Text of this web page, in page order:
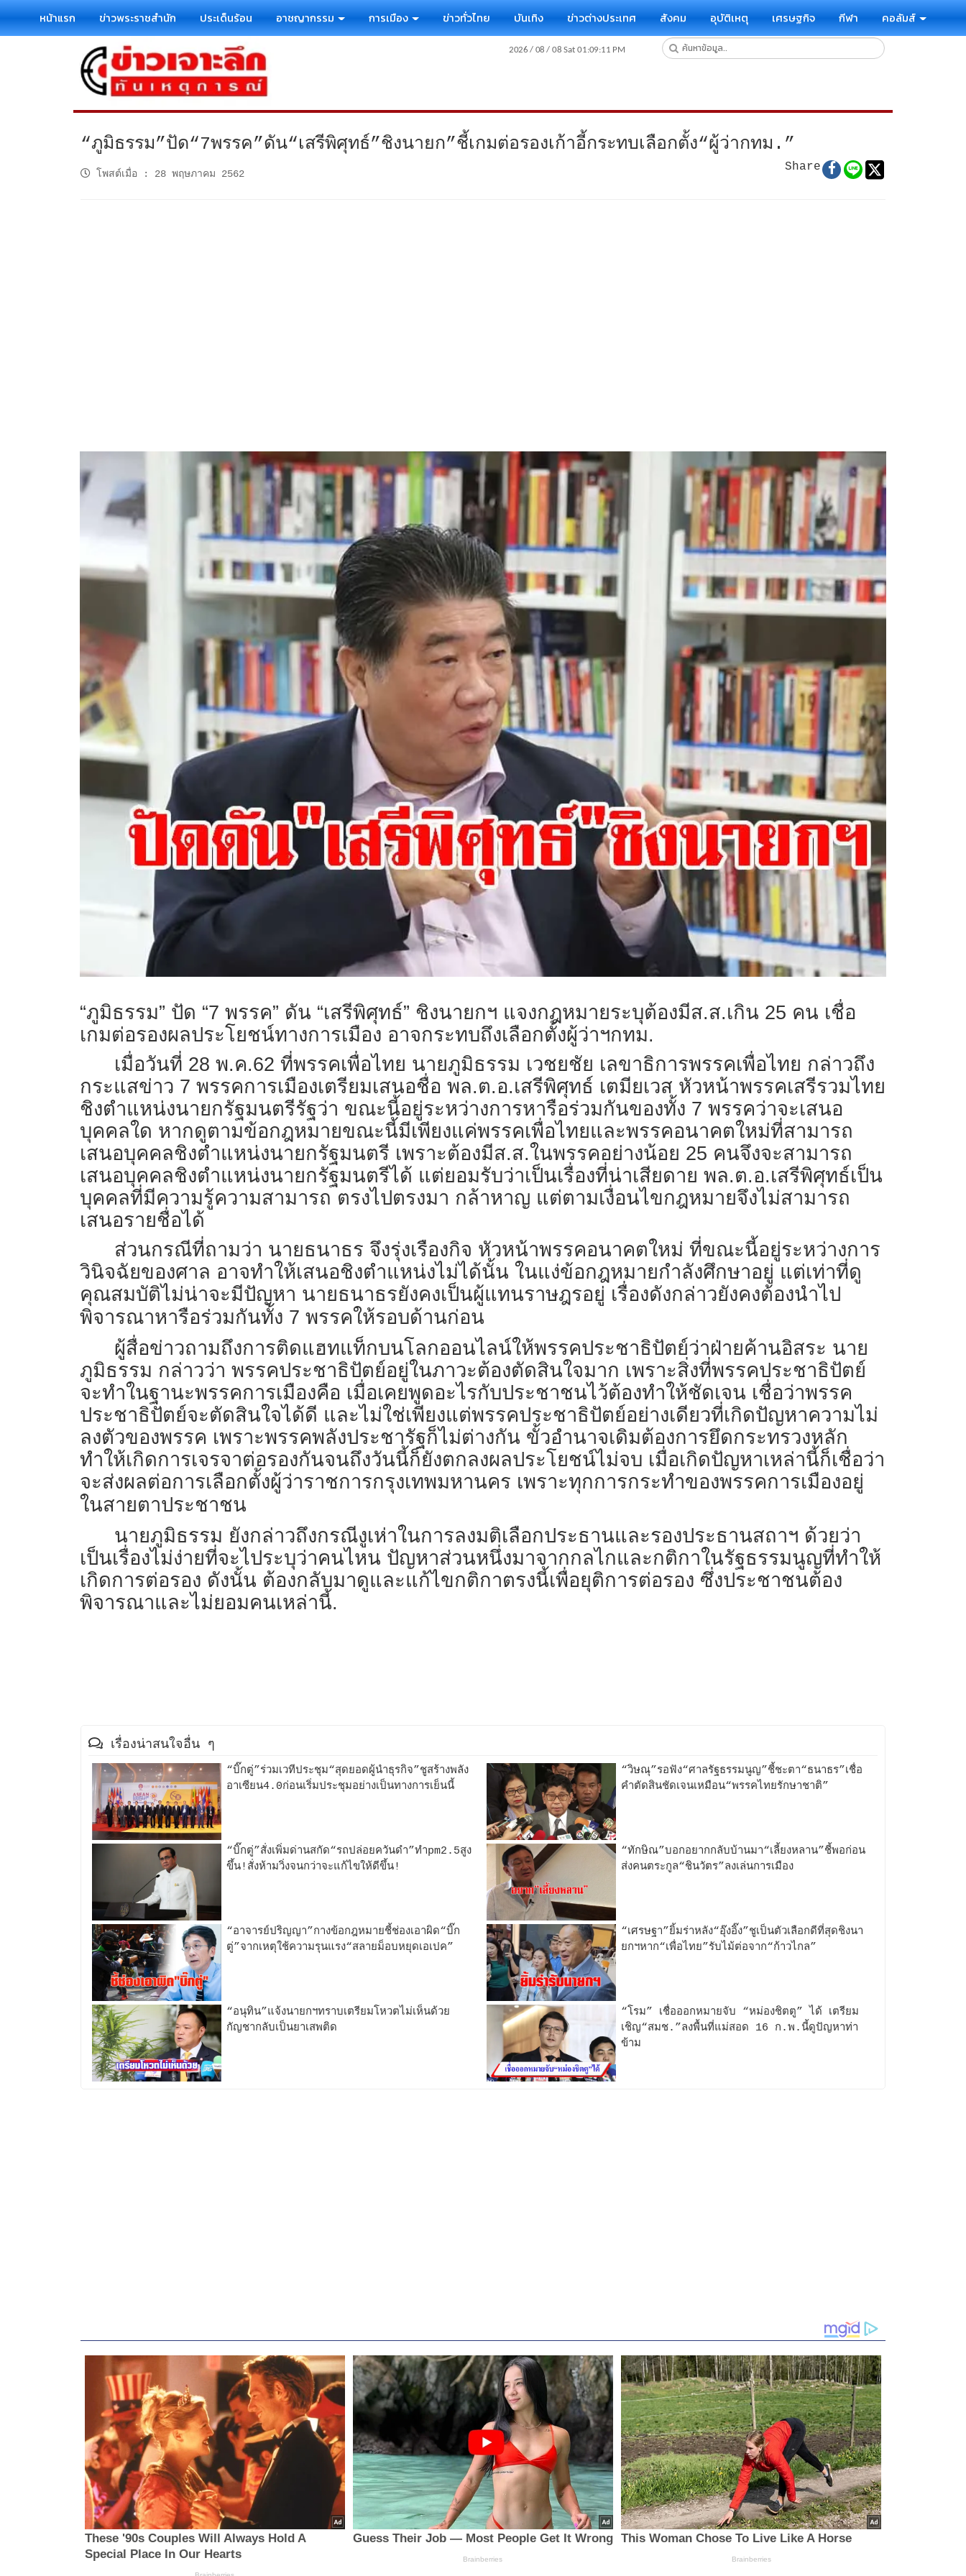
หน้าแรก ข่าวพระราชสำนัก ประเด็นร้อน อาชญากรรม การเมือง ข่าวทั่วไทย บันเทิง ข่าวต่างประเทศ สังคม อุบัติเหตุ เศรษฐกิจ กีฬา คอลัมส์
“ภูมิธรรม”ปัด“7พรรค”ดัน“เสรีพิศุทธ์”ชิงนายก”ชี้เกมต่อรองเก้าอี้กระทบเลือกตั้ง“ผู้ว่ากทม.”
โพสต์เมื่อ : 28 พฤษภาคม 2562
Share
“ภูมิธรรม” ปัด “7 พรรค” ดัน “เสรีพิศุทธ์” ชิงนายกฯ แจงกฎหมายระบุต้องมีส.ส.เกิน 25 คน เชื่อ
เกมต่อรองผลประโยชน์ทางการเมือง อาจกระทบถึงเลือกตั้งผู้ว่าฯกทม.
เมื่อวันที่ 28 พ.ค.62 ที่พรรคเพื่อไทย นายภูมิธรรม เวชยชัย เลขาธิการพรรคเพื่อไทย กล่าวถึง
กระแสข่าว 7 พรรคการเมืองเตรียมเสนอชื่อ พล.ต.อ.เสรีพิศุทธ์ เตมียเวส หัวหน้าพรรคเสรีรวมไทย
ชิงตำแหน่งนายกรัฐมนตรีรัฐว่า ขณะนี้อยู่ระหว่างการหารือร่วมกันของทั้ง 7 พรรคว่าจะเสนอ
บุคคลใด หากดูตามข้อกฎหมายขณะนี้มีเพียงแค่พรรคเพื่อไทยและพรรคอนาคตใหม่ที่สามารถ
เสนอบุคคลชิงตำแหน่งนายกรัฐมนตรี เพราะต้องมีส.ส.ในพรรคอย่างน้อย 25 คนจึงจะสามารถ
เสนอบุคคลชิงตำแหน่งนายกรัฐมนตรีได้ แต่ยอมรับว่าเป็นเรื่องที่น่าเสียดาย พล.ต.อ.เสรีพิศุทธ์เป็น
บุคคลที่มีความรู้ความสามารถ ตรงไปตรงมา กล้าหาญ แต่ตามเงื่อนไขกฎหมายจึงไม่สามารถ
เสนอรายชื่อได้
ส่วนกรณีที่ถามว่า นายธนาธร จึงรุ่งเรืองกิจ หัวหน้าพรรคอนาคตใหม่ ที่ขณะนี้อยู่ระหว่างการ
วินิจฉัยของศาล อาจทำให้เสนอชิงตำแหน่งไม่ได้นั้น ในแง่ข้อกฎหมายกำลังศึกษาอยู่ แต่เท่าที่ดู
คุณสมบัติไม่น่าจะมีปัญหา นายธนาธรยังคงเป็นผู้แทนราษฎรอยู่ เรื่องดังกล่าวยังคงต้องนำไป
พิจารณาหารือร่วมกันทั้ง 7 พรรคให้รอบด้านก่อน
ผู้สื่อข่าวถามถึงการติดแฮทแท็กบนโลกออนไลน์ให้พรรคประชาธิปัตย์ว่าฝ่ายค้านอิสระ นาย
ภูมิธรรม กล่าวว่า พรรคประชาธิปัตย์อยู่ในภาวะต้องตัดสินใจมาก เพราะสิ่งที่พรรคประชาธิปัตย์
จะทำในฐานะพรรคการเมืองคือ เมื่อเคยพูดอะไรกับประชาชนไว้ต้องทำให้ชัดเจน เชื่อว่าพรรค
ประชาธิปัตย์จะตัดสินใจได้ดี และไม่ใช่เพียงแต่พรรคประชาธิปัตย์อย่างเดียวที่เกิดปัญหาความไม่
ลงตัวของพรรค เพราะพรรคพลังประชารัฐก็ไม่ต่างกัน ขั้วอำนาจเดิมต้องการยึดกระทรวงหลัก
ทำให้เกิดการเจรจาต่อรองกันจนถึงวันนี้ก็ยังตกลงผลประโยชน์ไม่จบ เมื่อเกิดปัญหาเหล่านี้ก็เชื่อว่า
จะส่งผลต่อการเลือกตั้งผู้ว่าราชการกรุงเทพมหานคร เพราะทุกการกระทำของพรรคการเมืองอยู่
ในสายตาประชาชน
นายภูมิธรรม ยังกล่าวถึงกรณีงูเห่าในการลงมติเลือกประธานและรองประธานสถาฯ ด้วยว่า
เป็นเรื่องไม่ง่ายที่จะไประบุว่าคนไหน ปัญหาส่วนหนึ่งมาจากกลไกและกติกาในรัฐธรรมนูญที่ทำให้
เกิดการต่อรอง ดังนั้น ต้องกลับมาดูและแก้ไขกติกาตรงนี้เพื่อยุติการต่อรอง ซึ่งประชาชนต้อง
พิจารณาและไม่ยอมคนเหล่านี้.
เรื่องน่าสนใจอื่น ๆ
“บิ๊กตู่”ร่วมเวทีประชุม“สุดยอดผู้นำธุรกิจ”ชูสร้างพลัง
อาเซียน4.0ก่อนเริ่มประชุมอย่างเป็นทางการเย็นนี้
“วิษณุ”รอฟัง“ศาลรัฐธรรมนูญ”ชี้ชะตา“ธนาธร”เชื่อ
คำตัดสินชัดเจนเหมือน“พรรคไทยรักษาชาติ”
“บิ๊กตู่”สั่งเพิ่มด่านสกัด“รถปล่อยควันดำ”ทำpm2.5สูง
ขึ้น!สั่งห้ามวิ่งจนกว่าจะแก้ไขให้ดีขึ้น!
“ทักษิณ”บอกอยากกลับบ้านมา“เลี้ยงหลาน”ชี้พอก่อน
ส่งคนตระกูล“ชินวัตร”ลงเล่นการเมือง
“อาจารย์ปริญญา”กางข้อกฎหมายชี้ช่องเอาผิด“บิ๊ก
ตู่”จากเหตุใช้ความรุนแรง“สลายม็อบหยุดเอเปค”
“เศรษฐา”ยิ้มร่าหลัง“อุ๊งอิ๊ง”ชูเป็นตัวเลือกดีที่สุดชิงนา
ยกฯหาก“เพื่อไทย”รับไม้ต่อจาก“ก้าวไกล”
“อนุทิน”แจ้งนายกฯทราบเตรียมโหวตไม่เห็นด้วย
กัญชากลับเป็นยาเสพติด
“โรม” เชื่อออกหมายจับ “หม่องชิตตู” ได้ เตรียม
เชิญ“สมช.”ลงพื้นที่แม่สอด 16 ก.พ.นี้ดูปัญหาท่า
ข้าม